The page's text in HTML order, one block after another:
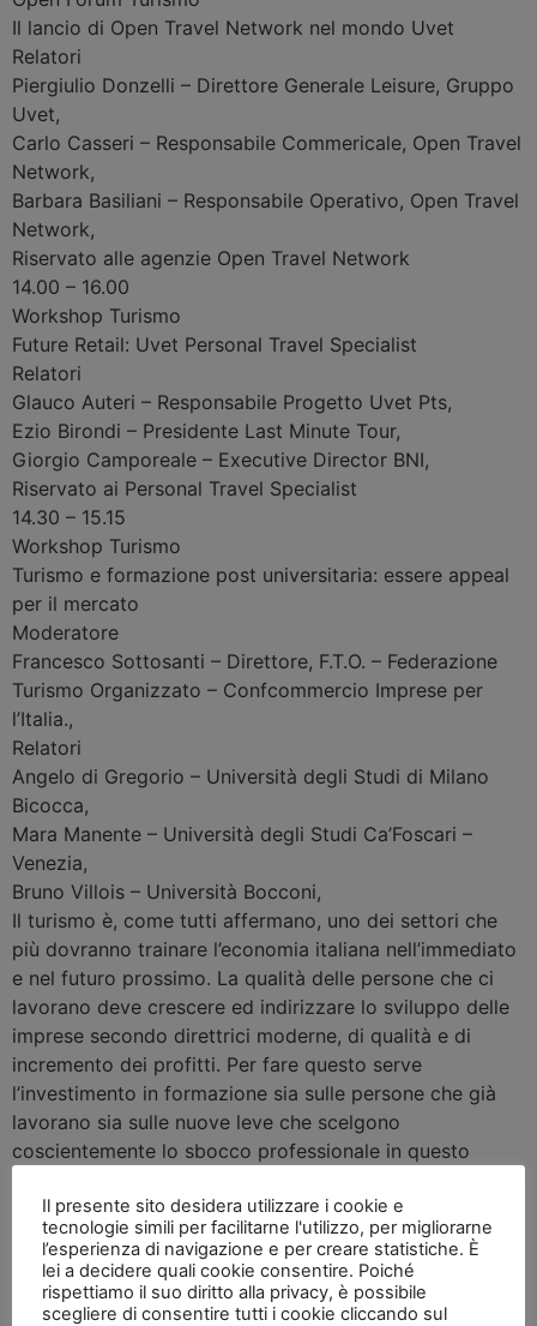
Il lancio di Open Travel Network nel mondo Uvet
Relatori
Piergiulio Donzelli – Direttore Generale Leisure, Gruppo
Uvet,
Carlo Casseri – Responsabile Commericale, Open Travel
Network,
Barbara Basiliani – Responsabile Operativo, Open Travel
Network,
Riservato alle agenzie Open Travel Network
14.00 – 16.00
Workshop Turismo
Future Retail: Uvet Personal Travel Specialist
Relatori
Glauco Auteri – Responsabile Progetto Uvet Pts,
Ezio Birondi – Presidente Last Minute Tour,
Giorgio Camporeale – Executive Director BNI,
Riservato ai Personal Travel Specialist
14.30 – 15.15
Workshop Turismo
Turismo e formazione post universitaria: essere appeal
per il mercato
Moderatore
Francesco Sottosanti – Direttore, F.T.O. – Federazione
Turismo Organizzato – Confcommercio Imprese per
l’Italia.,
Relatori
Angelo di Gregorio – Università degli Studi di Milano
Bicocca,
Mara Manente – Università degli Studi Ca’Foscari –
Venezia,
Bruno Villois – Università Bocconi,
Il turismo è, come tutti affermano, uno dei settori che
più dovranno trainare l’economia italiana nell’immediato
e nel futuro prossimo. La qualità delle persone che ci
lavorano deve crescere ed indirizzare lo sviluppo delle
imprese secondo direttrici moderne, di qualità e di
incremento dei profitti. Per fare questo serve
l’investimento in formazione sia sulle persone che già
lavorano sia sulle nuove leve che scelgono
coscientemente lo sbocco professionale in questo
capito da tempo questo trend e presenta diverse
proposte formative accademiche e post laurea.
14.30 – 15.45
Tavola Rotonda Turismo
Il presente sito desidera utilizzare i cookie e
tecnologie simili per facilitarne l'utilizzo, per migliorarne
l’esperienza di navigazione e per creare statistiche. È
lei a decidere quali cookie consentire. Poiché
rispettiamo il suo diritto alla privacy, è possibile
scegliere di consentire tutti i cookie cliccando sul